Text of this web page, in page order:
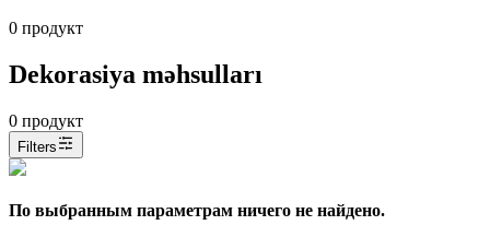
0 продукт
Dekorasiya məhsulları
0 продукт
Filters
По выбранным параметрам ничего не найдено.